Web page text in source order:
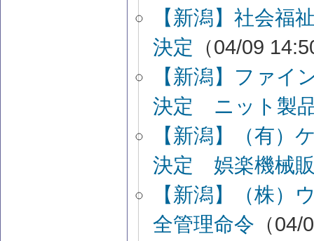
【新潟】社会福
決定 （04/09
【新潟】ファイ
決定 ニット製
【新潟】（有）
決定 娯楽機械
【新潟】（株）
全管理命令 （